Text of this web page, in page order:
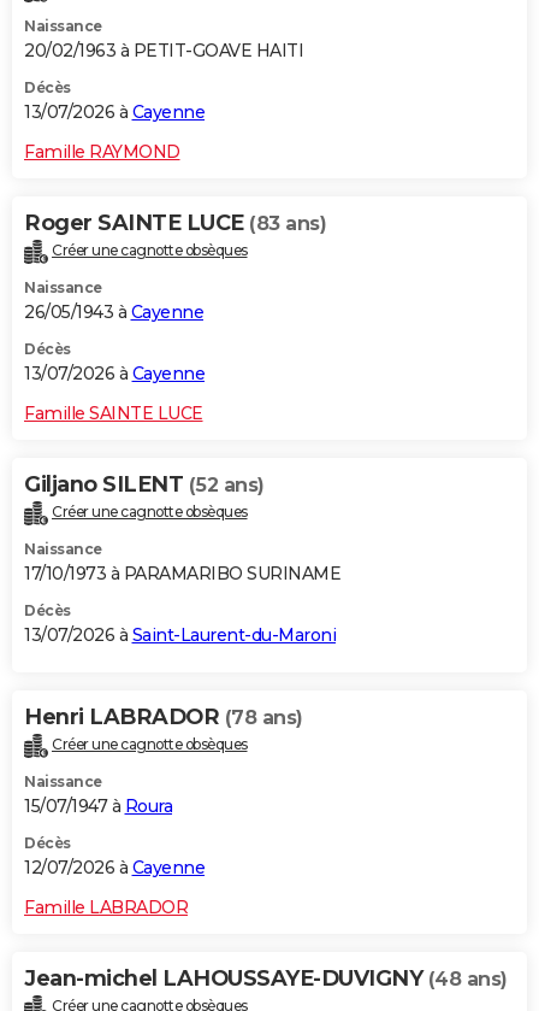
Naissance
20/02/1963 à PETIT-GOAVE HAITI
Décès
13/07/2026 à Cayenne
Famille RAYMOND
Roger SAINTE LUCE (83 ans)
Créer une cagnotte obsèques
Naissance
26/05/1943 à Cayenne
Décès
13/07/2026 à Cayenne
Famille SAINTE LUCE
Giljano SILENT (52 ans)
Créer une cagnotte obsèques
Naissance
17/10/1973 à PARAMARIBO SURINAME
Décès
13/07/2026 à Saint-Laurent-du-Maroni
Henri LABRADOR (78 ans)
Créer une cagnotte obsèques
Naissance
15/07/1947 à Roura
Décès
12/07/2026 à Cayenne
Famille LABRADOR
Jean-michel LAHOUSSAYE-DUVIGNY (48 ans)
Créer une cagnotte obsèques